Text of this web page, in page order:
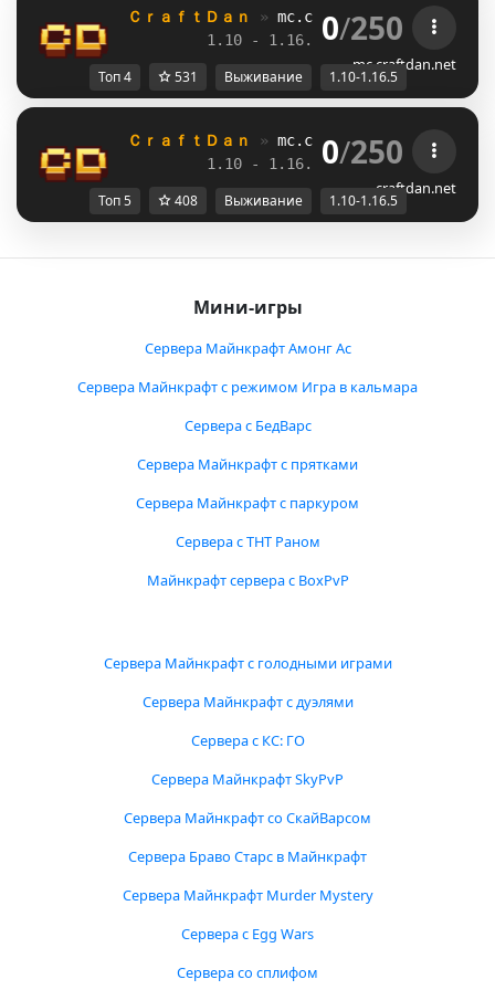
ＣｒａｆｔＤａｎ » mc.craftdan.net //
1.10 - 1.16.5 //
0/250
mc.craftdan.net
Топ 4 531 Выживание 1.10-1.16.5
ＣｒａｆｔＤａｎ » mc.craftdan.net //
1.10 - 1.16.5 //
0/250
craftdan.net
Топ 5 408 Выживание 1.10-1.16.5
Мини-игры
Сервера Майнкрафт Амонг Ас
Сервера Майнкрафт с режимом Игра в кальмара
Сервера с БедВарс
Сервера Майнкрафт с прятками
Сервера Майнкрафт с паркуром
Сервера с ТНТ Раном
Майнкрафт сервера с BoxPvP
Сервера Майнкрафт с голодными играми
Сервера Майнкрафт с дуэлями
Сервера с КС: ГО
Сервера Майнкрафт SkyPvP
Сервера Майнкрафт со СкайВарсом
Сервера Браво Старс в Майнкрафт
Сервера Майнкрафт Murder Mystery
Сервера с Egg Wars
Сервера со сплифом